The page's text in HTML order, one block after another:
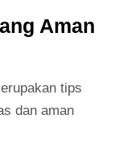
Aman
tips
dan aman